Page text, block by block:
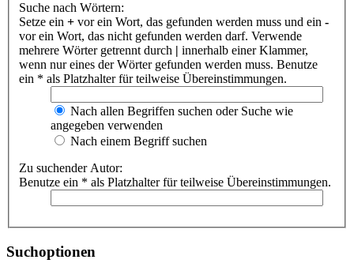
Suche nach Wörtern:
Setze ein + vor ein Wort, das gefunden werden muss und ein -
vor ein Wort, das nicht gefunden werden darf. Verwende
mehrere Wörter getrennt durch | innerhalb einer Klammer,
wenn nur eines der Wörter gefunden werden muss. Benutze
ein * als Platzhalter für teilweise Übereinstimmungen.
Nach allen Begriffen suchen oder Suche wie
angegeben verwenden
Nach einem Begriff suchen
Zu suchender Autor:
Benutze ein * als Platzhalter für teilweise Übereinstimmungen.
Suchoptionen